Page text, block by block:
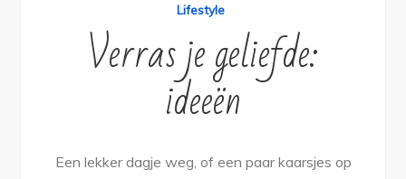
Lifestyle
Verras je geliefde:
ideeën
Een lekker dagje weg, of een paar kaarsjes op